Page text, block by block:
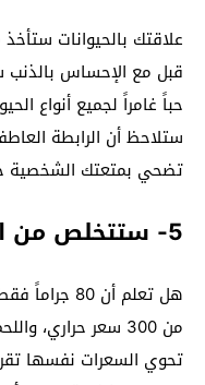
علاقتك بالحيوانات
قبل مع الإحساس
حباً غامراً لجميع أنواع
ستلاحظ أن الرابطة
تضحي بمتعتك الشخصية
5- ستتخلص من الوزن الزائد
هل تعلم أن
من 300 سعر حراري،
تحوي السعرات نفسها